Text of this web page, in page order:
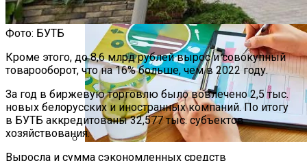
Фото: БУТБ
Кроме этого, до 8,6 млрд рублей вырос и совокупный
товарооборот, что на 16% больше, чем в 2022 году.
За год в биржевую торговлю было вовлечено 2,5 тыс.
новых белорусских и иностранных компаний. По итогу
в БУТБ аккредитованы 32,577 тыс. субъектов
хозяйствования.
Выросла и сумма сэкономленных средств